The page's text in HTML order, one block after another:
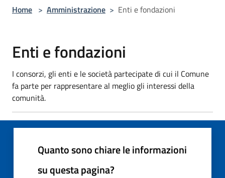
Home > Amministrazione > Enti e fondazioni
Enti e fondazioni
I consorzi, gli enti e le società partecipate di cui il Comune
fa parte per rappresentare al meglio gli interessi della
comunità.
Quanto sono chiare le informazioni
su questa pagina?